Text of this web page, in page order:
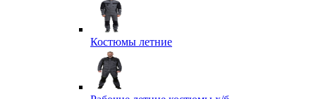
Костюмы летние